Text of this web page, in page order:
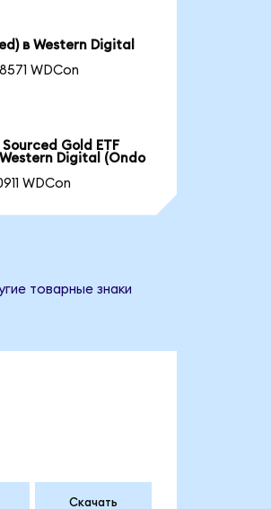
в Western Digital
WDCon
Gold ETF
Digital (Ondo
WDCon
товарные знаки
Скачать